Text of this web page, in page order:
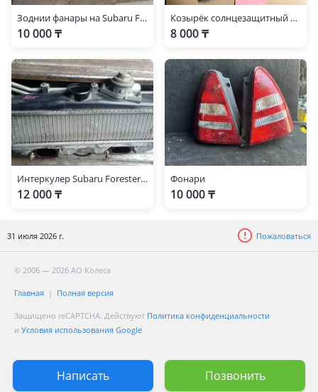
Зоднии фанары на Subaru Forester.
10 000 ₸
Козырёк солнцезащитный на Subaru Forester SG5
8 000 ₸
Интеркулер Subaru Forester Sg
12 000 ₸
Фонари
10 000 ₸
31 июля 2026 г. Пожаловаться
Написать Позвонить
© 2006 — 2026 АО Колеса
Главная Полная версия
Защищено reCAPTCHA. Действуют Политика конфиденциальности
и Условия использования Google